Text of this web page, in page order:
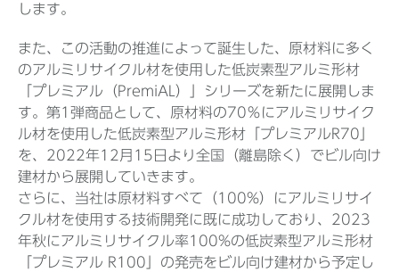
します。
また、この活動の推進によって誕生した、原材料に多く
のアルミリサイクル材を使用した低炭素型アルミ形材
「プレミアル（PremiAL）」シリーズを新たに展開しま
す。第1弾商品として、原材料の70％にアルミリサイク
ル材を使用した低炭素型アルミ形材「プレミアルR70」
を、2022年12月15日より全国（離島除く）でビル向け
建材から展開していきます。
さらに、当社は原材料すべて（100%）にアルミリサイ
クル材を使用する技術開発に既に成功しており、2023
年秋にアルミリサイクル率100%の低炭素型アルミ形材
「プレミアル R100」の発売をビル向け建材から予定し